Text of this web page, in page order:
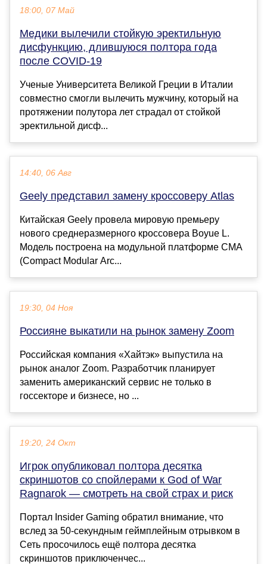
18:00, 07 Май
Медики вылечили стойкую эректильную
дисфункцию, длившуюся полтора года
после COVID-19
Ученые Университета Великой Греции в Италии
совместно смогли вылечить мужчину, который на
протяжении полутора лет страдал от стойкой
эректильной дисф...
14:40, 06 Авг
Geely представил замену кроссоверу Atlas
Китайская Geely провела мировую премьеру
нового среднеразмерного кроссовера Boyue L.
Модель построена на модульной платформе CMA
(Compact Modular Arc...
19:30, 04 Ноя
Россияне выкатили на рынок замену Zoom
Российская компания «Хайтэк» выпустила на
рынок аналог Zoom. Разработчик планирует
заменить американский сервис не только в
госсекторе и бизнесе, но ...
19:20, 24 Окт
Игрок опубликовал полтора десятка
скриншотов со спойлерами к God of War
Ragnarok — смотреть на свой страх и риск
Портал Insider Gaming обратил внимание, что
вслед за 50-секундным геймплейным отрывком в
Сеть просочилось ещё полтора десятка
скриншотов приключенчес...